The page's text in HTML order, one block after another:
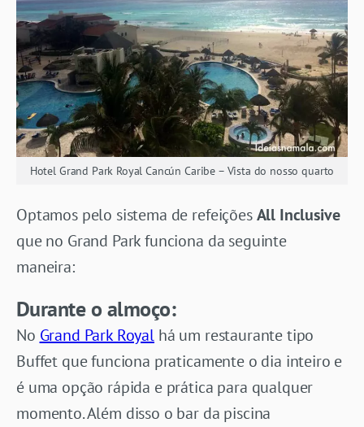
Hotel Grand Park Royal Cancún Caribe – Vista do nosso quarto
Optamos pelo sistema de refeiçõesAll Inclusive
que no Grand Park funciona da seguinte
maneira:
Durante o almoço:
No Grand Park Royalhá um restaurante tipo
Buffet que funciona praticamente o dia inteiro e
é uma opção rápida e prática para qualquer
momento. Além disso o bar da piscina